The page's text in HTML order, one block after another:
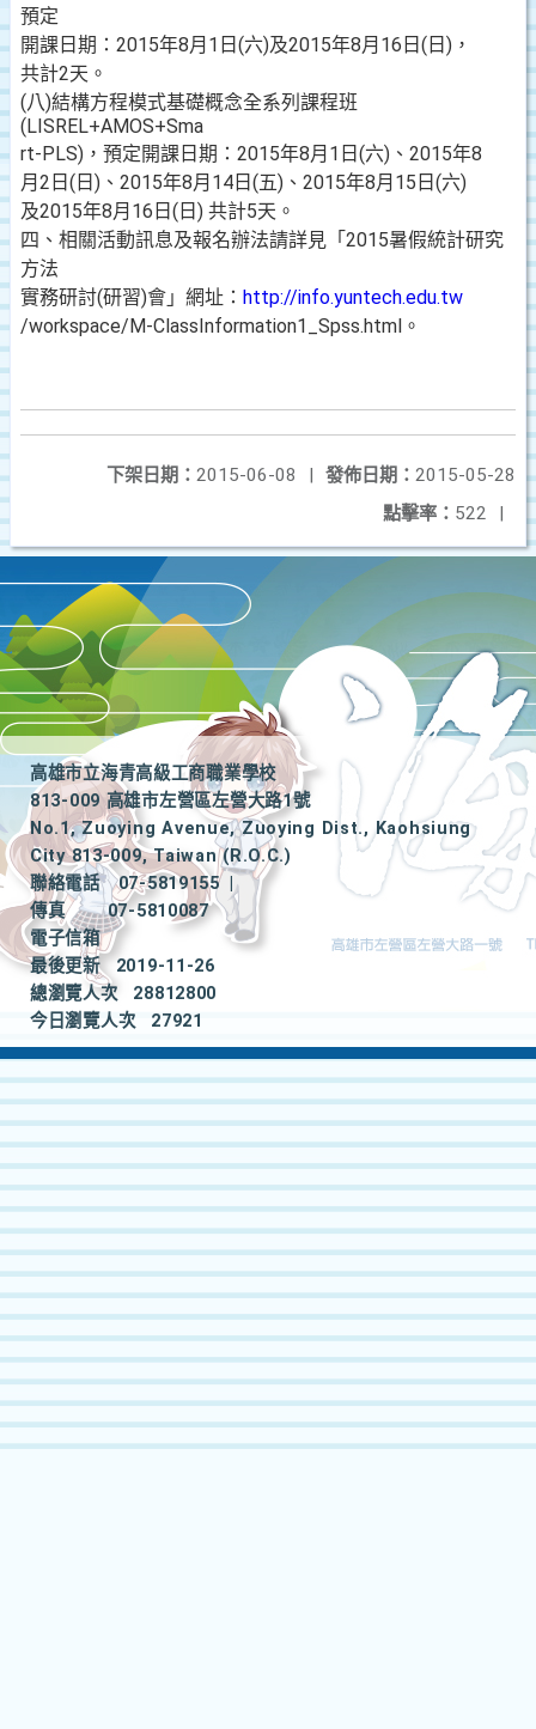
預定
開課日期：2015年8月1日(六)及2015年8月16日(日)，
共計2天。
(八)結構方程模式基礎概念全系列課程班
(LISREL+AMOS+Sma
rt-PLS)，預定開課日期：2015年8月1日(六)、2015年8
月2日(日)、2015年8月14日(五)、2015年8月15日(六)
及2015年8月16日(日) 共計5天。
四、相關活動訊息及報名辦法請詳見「2015暑假統計研究
方法
實務研討(研習)會」網址： http://info.yuntech.edu.tw
/workspace/M-ClassInformation1_Spss.html。
發佈日期： 2015-05-28
下架日期： 2015-06-08
|
點擊率： 522 |
高雄市立海青高級工商職業學校
813-009 高雄市左營區左營大路1號
No.1, Zuoying Avenue, Zuoying Dist., Kaohsiung
City 813-009, Taiwan (R.O.C.)
聯絡電話
07-5819155
|
傳真
07-5810087
電子信箱
最後更新
2019-11-26
總瀏覽人次
28812800
今日瀏覽人次
27921